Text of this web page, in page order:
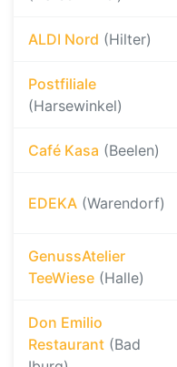
ALDI Nord (Hilter)
Postfiliale
(Harsewinkel)
Café Kasa (Beelen)
EDEKA (Warendorf)
GenussAtelier
TeeWiese (Halle)
Don Emilio
Restaurant (Bad